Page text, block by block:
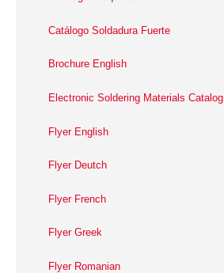
Catálogo Soldadura Fuerte
Brochure English
Electronic Soldering Materials Catalog
Flyer English
Flyer Deutch
Flyer French
Flyer Greek
Flyer Romanian